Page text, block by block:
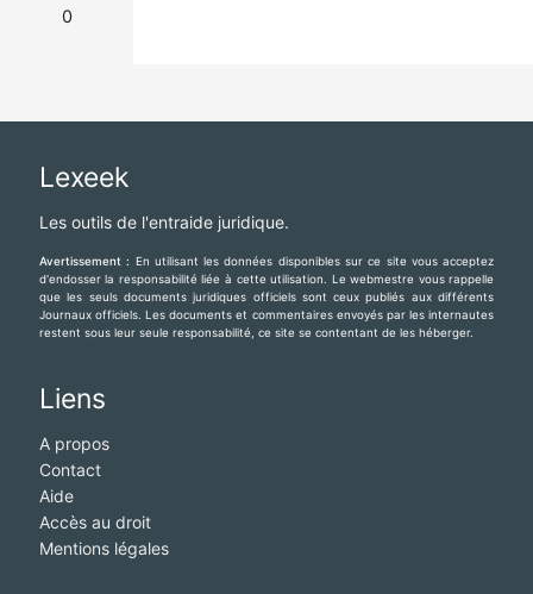
0
Lexeek
Les outils de l'entraide juridique.
Avertissement : En utilisant les données disponibles sur ce site vous acceptez
d'endosser la responsabilité liée à cette utilisation. Le webmestre vous rappelle
que les seuls documents juridiques officiels sont ceux publiés aux différents
Journaux officiels. Les documents et commentaires envoyés par les internautes
restent sous leur seule responsabilité, ce site se contentant de les héberger.
Liens
A propos
Contact
Aide
Accès au droit
Mentions légales